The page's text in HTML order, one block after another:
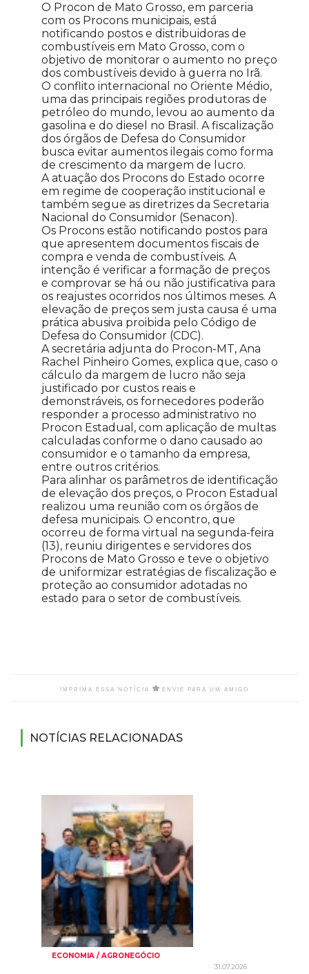
O Procon de Mato Grosso, em parceria
com os Procons municipais, está
notificando postos e distribuidoras de
combustíveis em Mato Grosso, com o
objetivo de monitorar o aumento no preço
dos combustíveis devido à guerra no Irã.
O conflito internacional no Oriente Médio,
uma das principais regiões produtoras de
petróleo do mundo, levou ao aumento da
gasolina e do diesel no Brasil. A fiscalização
dos órgãos de Defesa do Consumidor
busca evitar aumentos ilegais como forma
de crescimento da margem de lucro.
A atuação dos Procons do Estado ocorre
em regime de cooperação institucional e
também segue as diretrizes da Secretaria
Nacional do Consumidor (Senacon).
Os Procons estão notificando postos para
que apresentem documentos fiscais de
compra e venda de combustíveis. A
intenção é verificar a formação de preços
e comprovar se há ou não justificativa para
os reajustes ocorridos nos últimos meses. A
elevação de preços sem justa causa é uma
prática abusiva proibida pelo Código de
Defesa do Consumidor (CDC).
A secretária adjunta do Procon-MT, Ana
Rachel Pinheiro Gomes, explica que, caso o
cálculo da margem de lucro não seja
justificado por custos reais e
demonstráveis, os fornecedores poderão
responder a processo administrativo no
Procon Estadual, com aplicação de multas
calculadas conforme o dano causado ao
consumidor e o tamanho da empresa,
entre outros critérios.
Para alinhar os parâmetros de identificação
de elevação dos preços, o Procon Estadual
realizou uma reunião com os órgãos de
defesa municipais. O encontro, que
ocorreu de forma virtual na segunda-feira
(13), reuniu dirigentes e servidores dos
Procons de Mato Grosso e teve o objetivo
de uniformizar estratégias de fiscalização e
proteção ao consumidor adotadas no
estado para o setor de combustíveis.
IMPRIMA ESSA NOTÍCIA ENVIE PARA UM AMIGO
NOTÍCIAS RELACIONADAS
ECONOMIA / AGRONEGÓCIO
31.07.2026